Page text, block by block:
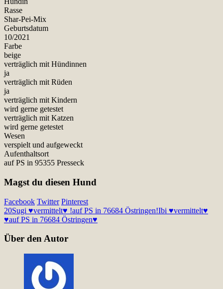
Rasse
Shar-Pei-Mix
Geburtsdatum
10/2021
Farbe
beige
verträglich mit Hündinnen
ja
verträglich mit Rüden
ja
verträglich mit Kindern
wird gerne getestet
verträglich mit Katzen
wird gerne getestet
Wesen
verspielt und aufgeweckt
Aufenthaltsort
auf PS in 95355 Presseck
Magst du diesen Hund
Facebook Twitter Pinterest
20Sugi ♥vermittelt♥ !auf PS in 76684 Östringen!Ibi ♥vermittelt♥
♥auf PS in 76684 Östringen♥
Über den Autor